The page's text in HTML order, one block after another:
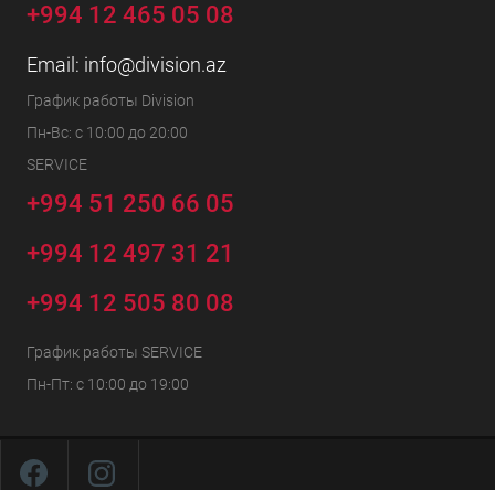
+994 12 465 05 08
Email: info@division.az
График работы Division
Пн-Вс: с 10:00 до 20:00
SERVICE
+994 51 250 66 05
+994 12 497 31 21
+994 12 505 80 08
График работы SERVICE
Пн-Пт: с 10:00 до 19:00